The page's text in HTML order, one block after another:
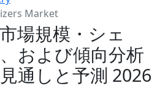
Market
場規模・シェ
および傾向分析
通しと予測 2026